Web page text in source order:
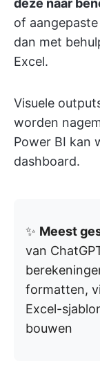
deze naar
of
dan met
Excel.
Visuele
worden
Power BI kan
dashboard.
✨ Meest
van
formatten,
Excel-
bouwen